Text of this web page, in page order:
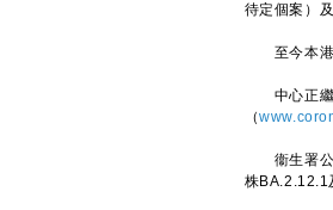
待定個案）
至今本港
中心正繼
（
衞生署公
株BA.2.12.1